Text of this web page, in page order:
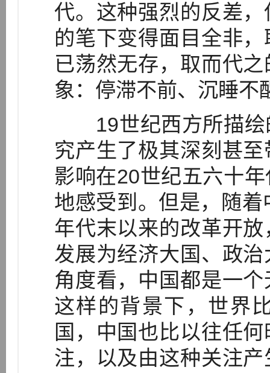
代。这种强烈的反差
的笔下变得面目全非
已荡然无存，取而代
象：停滞不前、沉睡不
19世纪西方所描绘
究产生了极其深刻甚
影响在20世纪五六十
地感受到。但是，随
年代末以来的改革开
发展为经济大国、政
角度看，中国都是一
这样的背景下，世界
国，中国也比以往任
注，以及由这种关注